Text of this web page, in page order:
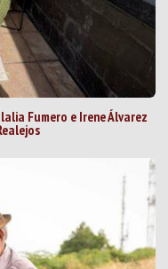
Fumero e Irene Álvarez